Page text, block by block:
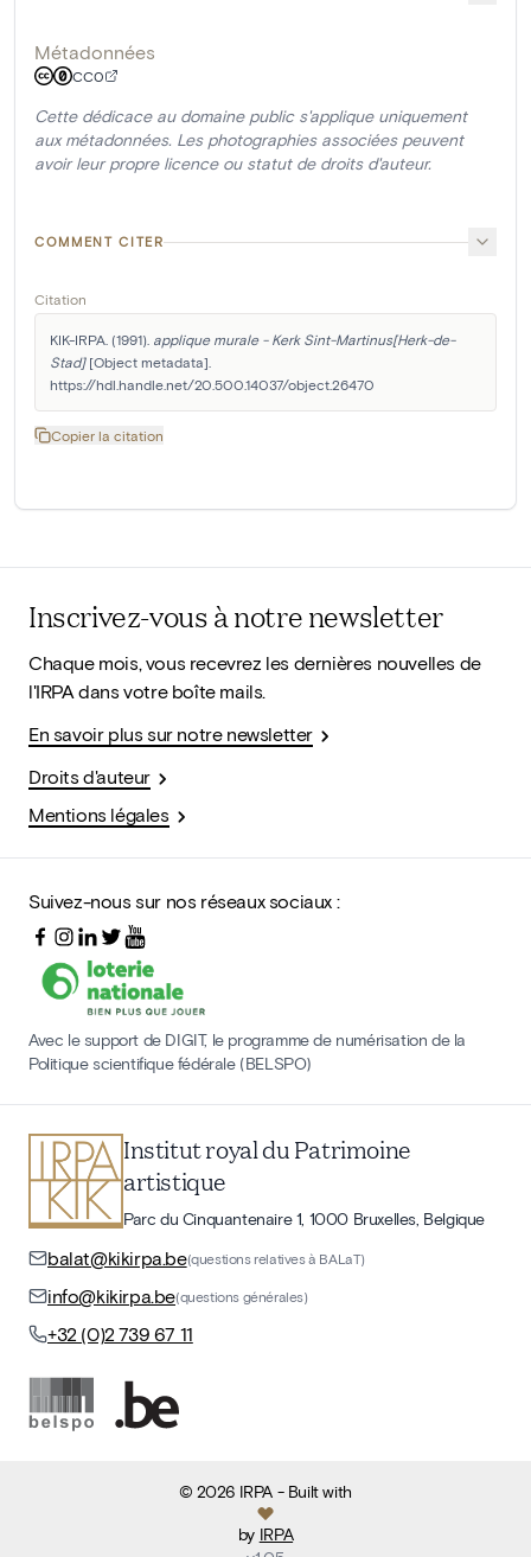
Métadonnées
CC0
Cette dédicace au domaine public s'applique uniquement
aux métadonnées. Les photographies associées peuvent
avoir leur propre licence ou statut de droits d'auteur.
COMMENT CITER
Citation
KIK-IRPA. (1991). applique murale - Kerk Sint-Martinus[Herk-de-
Stad] [Object metadata].
https://hdl.handle.net/20.500.14037/object.26470
Copier la citation
Inscrivez-vous à notre newsletter
Chaque mois, vous recevrez les dernières nouvelles de
l'IRPA dans votre boîte mails.
En savoir plus sur notre newsletter
Droits d'auteur
Mentions légales
Suivez-nous sur nos réseaux sociaux :
Avec le support de DIGIT, le programme de numérisation de la
Politique scientifique fédérale (BELSPO)
Institut royal du Patrimoine
artistique
Parc du Cinquantenaire 1, 1000 Bruxelles, Belgique
balat@kikirpa.be(questions relatives à BALaT)
info@kikirpa.be(questions générales)
+32 (0)2 739 67 11
©2026 IRPA- Built with
by IRPA